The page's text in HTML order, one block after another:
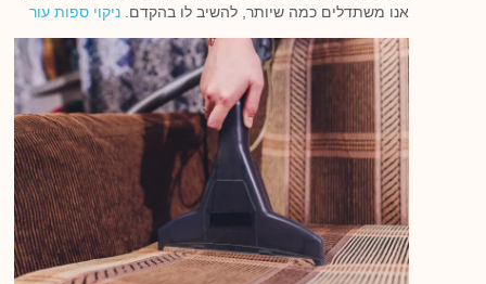
אנו משתדלים כמה שיותר, להשיב לו בהקדם. ניקוי ספות עור